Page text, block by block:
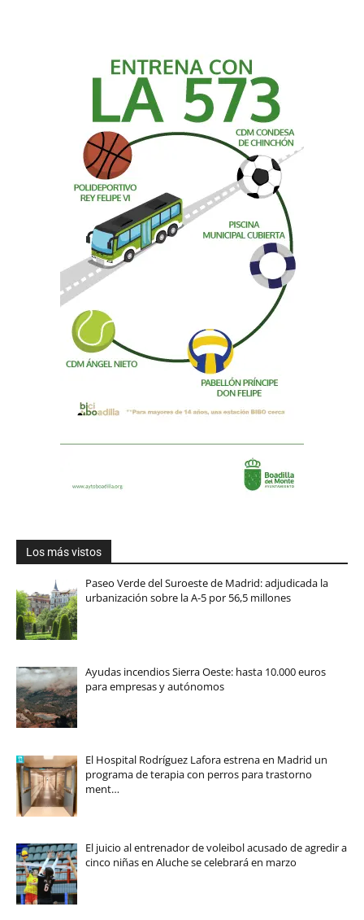
Los más vistos
Paseo Verde del Suroeste de Madrid: adjudicada la
urbanización sobre la A-5 por 56,5 millones
Ayudas incendios Sierra Oeste: hasta 10.000 euros
para empresas y autónomos
El Hospital Rodríguez Lafora estrena en Madrid un
programa de terapia con perros para trastorno
ment…
El juicio al entrenador de voleibol acusado de agredir a
cinco niñas en Aluche se celebrará en marzo